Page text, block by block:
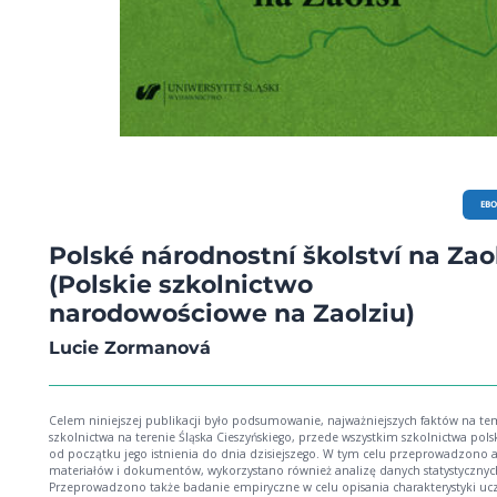
Polské národnostní školství na
(Polskie szkolnictwo
narodowościowe na Zaolziu)
Lucie Zormanová
Celem niniejszej publikacji było podsumowanie, najważniejszych faktów na
szkolnictwa na terenie Śląska Cieszyńskiego, przede wszystkim szkolnictwa
od początku jego istnienia do dnia dzisiejszego. W tym celu przeprowadzono
materiałów i dokumentów, wykorzystano również analizę danych
Przeprowadzono także badanie empiryczne w celu opisania charakterystyki